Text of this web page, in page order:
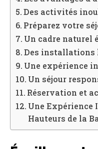
Des activités
Préparez votre
Un cadre naturel
Des installations
Une expérience
Un séjour
Réservation et
Une Expérience
Hauteurs de la